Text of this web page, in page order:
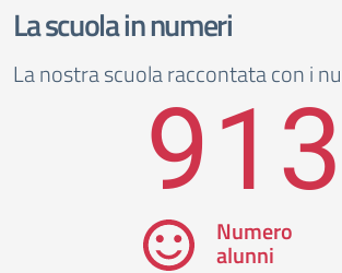
La scuola in numeri
La nostra scuola raccontata con i
913
Numero
alunni